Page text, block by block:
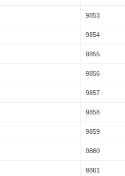
9853
9854
9855
9856
9857
9858
9859
9860
9861